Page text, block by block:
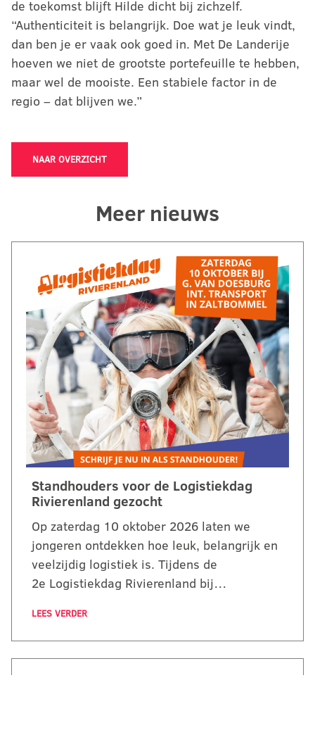
de toekomst blijft Hilde dicht bij zichzelf.
“Authenticiteit is belangrijk. Doe wat je leuk vindt,
dan ben je er vaak ook goed in. Met De Landerije
hoeven we niet de grootste portefeuille te hebben,
maar wel de mooiste. Een stabiele factor in de
regio – dat blijven we.”
NAAR OVERZICHT
Meer nieuws
Standhouders voor de Logistiekdag
Rivierenland gezocht
Op zaterdag 10 oktober 2026 laten we
jongeren ontdekken hoe leuk, belangrijk en
veelzijdig logistiek is. Tijdens de
2e Logistiekdag Rivierenland bij…
LEES VERDER